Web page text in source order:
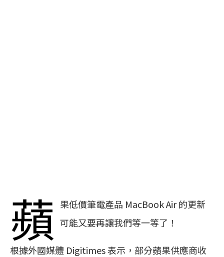
蘋
果低價筆電產品 MacBook Air 的更新
可能又要再讓我們等一等了！
根據外國媒體 Digitimes 表示，部分蘋果供應商收